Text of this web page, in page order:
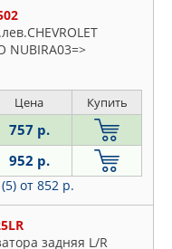
NUBIRA03=>
Цена Купить
757 р.
952 р.
от 852 р.
задняя L/R